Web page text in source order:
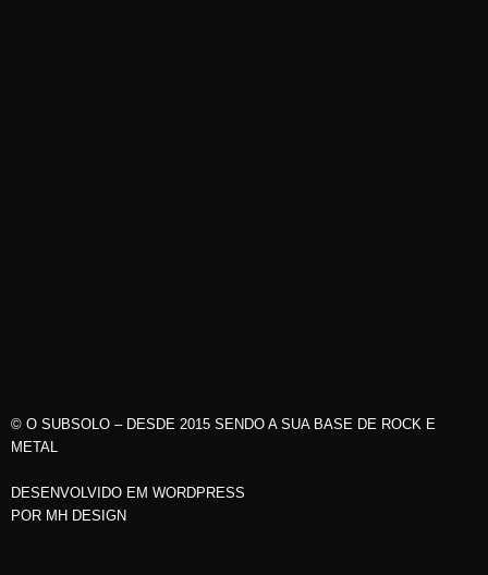
© O SUBSOLO – DESDE 2015 SENDO A SUA BASE DE ROCK E
METAL
DESENVOLVIDO EM WORDPRESS
POR MH DESIGN